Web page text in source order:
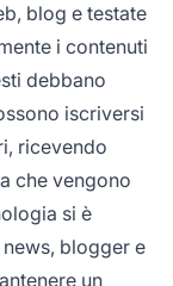
blog e testate
i contenuti
debbano
iscriversi
ricevendo
che vengono
si è
blogger e
un